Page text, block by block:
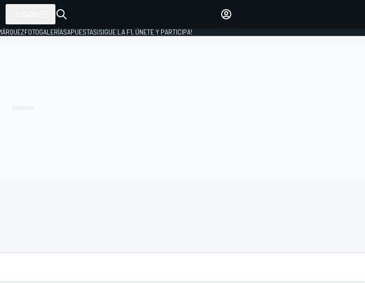
FOTOGALERÍASAPUESTAS¡SIGUE LA F1, ÚNETE Y PARTICIPA!